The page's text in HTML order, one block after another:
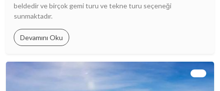
beldedir ve birçok gemi turu ve tekne turu seçeneği
sunmaktadır.
Devamını Oku